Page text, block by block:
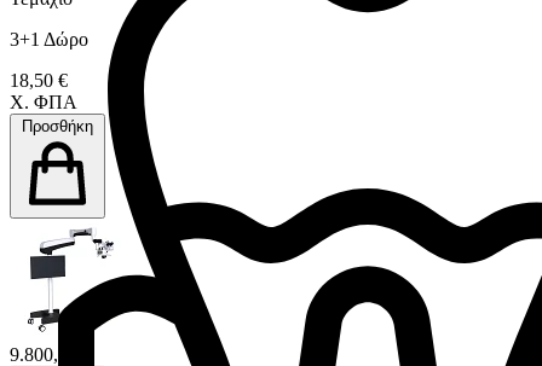
3+1 Δώρο
18,50 €
Χ. ΦΠΑ
Προσθήκη
9.800,00 €